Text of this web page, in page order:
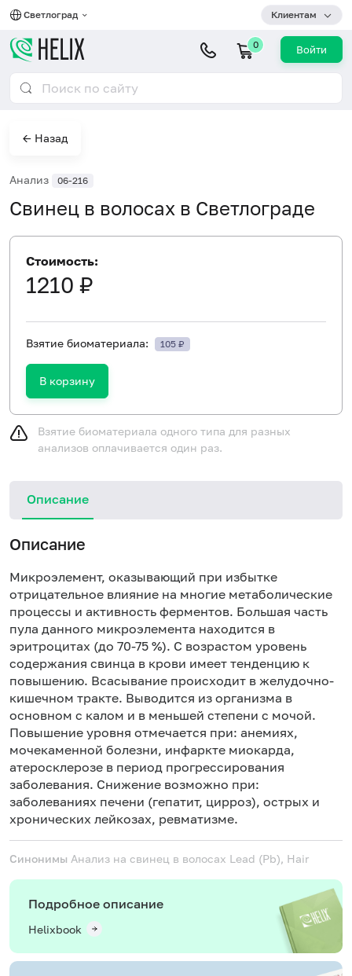
Светлоград Клиентам
0 Войти
← Назад
Анализ 06-216
Свинец в волосах в Светлограде
Стоимость:
1210 ₽
Взятие биоматериала: 105 ₽
В корзину
Взятие биоматериала одного типа для разных
анализов оплачивается один раз.
Описание
Описание
Микроэлемент, оказывающий при избытке
отрицательное влияние на многие метаболические
процессы и активность ферментов. Большая часть
пула данного микроэлемента находится в
эритроцитах (до 70-75 %). С возрастом уровень
содержания свинца в крови имеет тенденцию к
повышению. Всасывание происходит в желудочно-
кишечном тракте. Выводится из организма в
основном с калом и в меньшей степени с мочой.
Повышение уровня отмечается при: анемиях,
мочекаменной болезни, инфаркте миокарда,
атеросклерозе в период прогрессирования
заболевания. Снижение возможно при:
заболеваниях печени (гепатит, цирроз), острых и
хронических лейкозах, ревматизме.
Синонимы Анализ на свинец в волосах Lead (Pb), Hair
Подробное описание
Helixbook